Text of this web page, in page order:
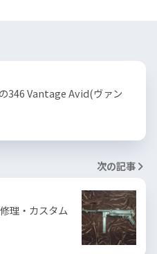
346 Vantage Avid(ヴァン
次の記事
理・カスタム